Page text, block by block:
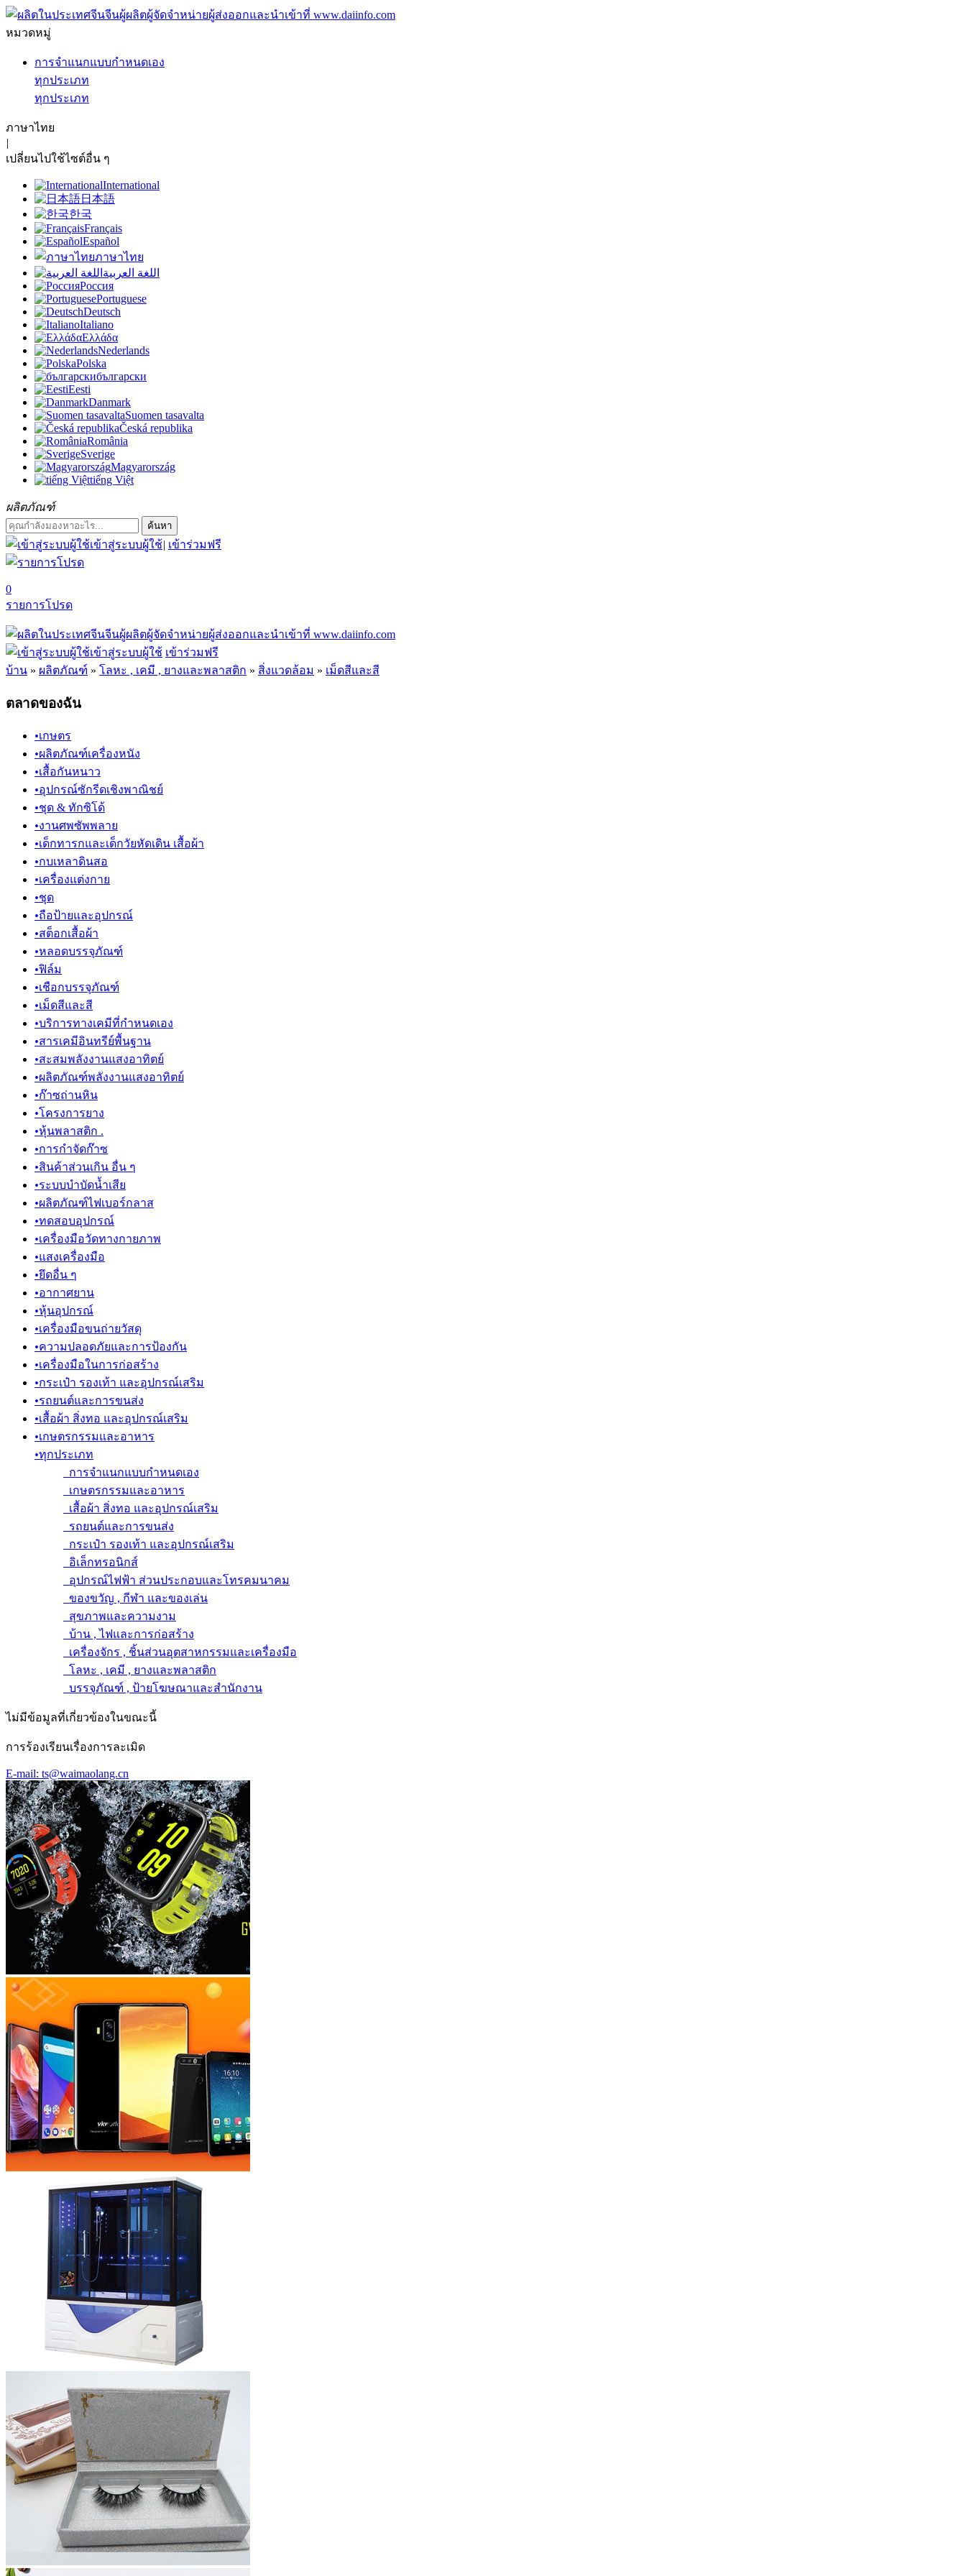
หมวดหมู่
การจำแนกแบบกำหนดเอง
ทุกประเภท
ทุกประเภท
ภาษาไทย
|
เปลี่ยนไปใช้ไซต์อื่น ๆ
International
日本語
한국
Français
Español
ภาษาไทย
اللغة العربية
Россия
Portuguese
Deutsch
Italiano
Ελλάδα
Nederlands
Polska
български
Eesti
Danmark
Suomen tasavalta
Česká republika
România
Sverige
Magyarország
tiếng Việt
ผลิตภัณฑ์
ค้นหา
เข้าสู่ระบบผู้ใช้| เข้าร่วมฟรี
0
รายการโปรด
เข้าสู่ระบบผู้ใช้ เข้าร่วมฟรี
บ้าน » ผลิตภัณฑ์ » โลหะ , เคมี , ยางและพลาสติก » สิ่งแวดล้อม » เม็ดสีและสี
ตลาดของฉัน
•เกษตร
•ผลิตภัณฑ์เครื่องหนัง
•เสื้อกันหนาว
•อุปกรณ์ซักรีดเชิงพาณิชย์
•ชุด & ทักซิโด้
•งานศพซัพพลาย
•เด็กทารกและเด็กวัยหัดเดิน เสื้อผ้า
•กบเหลาดินสอ
•เครื่องแต่งกาย
•ชุด
•ถือป้ายและอุปกรณ์
•สต็อกเสื้อผ้า
•หลอดบรรจุภัณฑ์
•ฟิล์ม
•เชือกบรรจุภัณฑ์
•เม็ดสีและสี
•บริการทางเคมีที่กำหนดเอง
•สารเคมีอินทรีย์พื้นฐาน
•สะสมพลังงานแสงอาทิตย์
•ผลิตภัณฑ์พลังงานแสงอาทิตย์
•ก๊าซถ่านหิน
•โครงการยาง
•หุ้นพลาสติก .
•การกำจัดก๊าซ
•สินค้าส่วนเกิน อื่น ๆ
•ระบบบำบัดน้ำเสีย
•ผลิตภัณฑ์ไฟเบอร์กลาส
•ทดสอบอุปกรณ์
•เครื่องมือวัดทางกายภาพ
•แสงเครื่องมือ
•ยึดอื่น ๆ
•อากาศยาน
•หุ้นอุปกรณ์
•เครื่องมือขนถ่ายวัสดุ
•ความปลอดภัยและการป้องกัน
•เครื่องมือในการก่อสร้าง
•กระเป๋า รองเท้า และอุปกรณ์เสริม
•รถยนต์และการขนส่ง
•เสื้อผ้า สิ่งทอ และอุปกรณ์เสริม
•เกษตรกรรมและอาหาร
•ทุกประเภท
การจำแนกแบบกำหนดเอง
เกษตรกรรมและอาหาร
เสื้อผ้า สิ่งทอ และอุปกรณ์เสริม
รถยนต์และการขนส่ง
กระเป๋า รองเท้า และอุปกรณ์เสริม
อิเล็กทรอนิกส์
อุปกรณ์ไฟฟ้า ส่วนประกอบและโทรคมนาคม
ของขวัญ , กีฬา และของเล่น
สุขภาพและความงาม
บ้าน , ไฟและการก่อสร้าง
เครื่องจักร , ชิ้นส่วนอุตสาหกรรมและเครื่องมือ
โลหะ , เคมี , ยางและพลาสติก
บรรจุภัณฑ์ , ป้ายโฆษณาและสำนักงาน
ไม่มีข้อมูลที่เกี่ยวข้องในขณะนี้
การร้องเรียนเรื่องการละเมิด
E-mail: ts@waimaolang.cn